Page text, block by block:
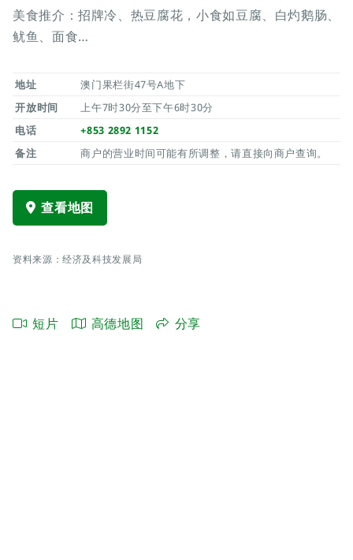
美食推介：招牌冷、热豆腐花，小食如豆腐、白灼鹅肠、
鱿鱼、面食…
地址
澳门果栏街47号A地下
开放时间
上午7时30分至下午6时30分
电话
+853 2892 1152
备注
商户的营业时间可能有所调整，请直接向商户查询。
查看地图
资料来源：经济及科技发展局
短片 高德地图 分享